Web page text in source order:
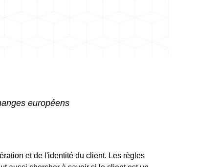
européens
et de l'identité du client. Les règles